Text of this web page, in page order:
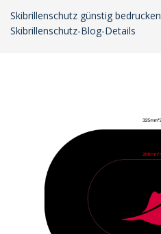
Skibrillenschutz günstig bedrucken
Skibrillenschutz-Blog-Details